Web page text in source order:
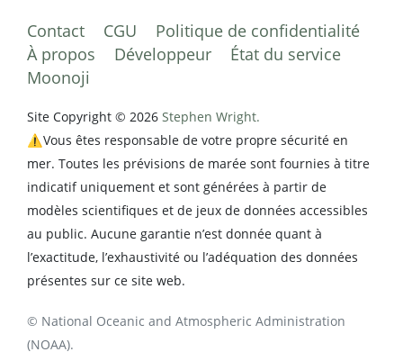
Contact CGU
Politique de confidentialité
À propos
Développeur
État du service
Moonoji
Site Copyright © 2026 Stephen Wright.
⚠️Vous êtes responsable de votre propre sécurité en
mer. Toutes les prévisions de marée sont fournies à titre
indicatif uniquement et sont générées à partir de
modèles scientifiques et de jeux de données accessibles
au public. Aucune garantie n’est donnée quant à
l’exactitude, l’exhaustivité ou l’adéquation des données
présentes sur ce site web.
© National Oceanic and Atmospheric Administration
(NOAA).